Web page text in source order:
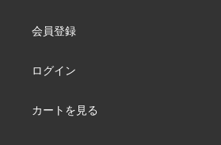
会員登録
ログイン
カートを見る